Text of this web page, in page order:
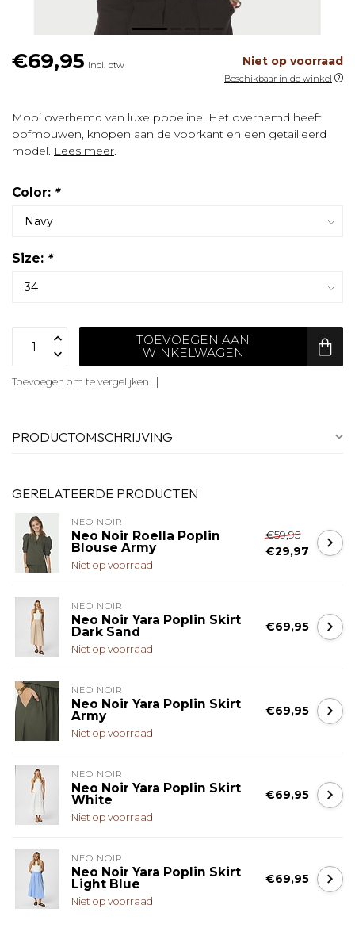
€69,95 Incl. btw Niet op voorraad
Beschikbaar in de winkel
Mooi overhemd van luxe popeline. Het overhemd heeft
pofmouwen, knopen aan de voorkant en een getailleerd
model. Lees meer.
Color: *
Size: *
TOEVOEGEN AAN
WINKELWAGEN
Toevoegen om te vergelijken
PRODUCTOMSCHRIJVING
GERELATEERDE PRODUCTEN
NEO NOIR
Neo Noir Roella Poplin
Blouse Army
Niet op voorraad
€59,95
€29,97
NEO NOIR
Neo Noir Yara Poplin Skirt
Dark Sand
Niet op voorraad
€69,95
NEO NOIR
Neo Noir Yara Poplin Skirt
Army
Niet op voorraad
€69,95
NEO NOIR
Neo Noir Yara Poplin Skirt
White
Niet op voorraad
€69,95
NEO NOIR
Neo Noir Yara Poplin Skirt
Light Blue
Niet op voorraad
€69,95